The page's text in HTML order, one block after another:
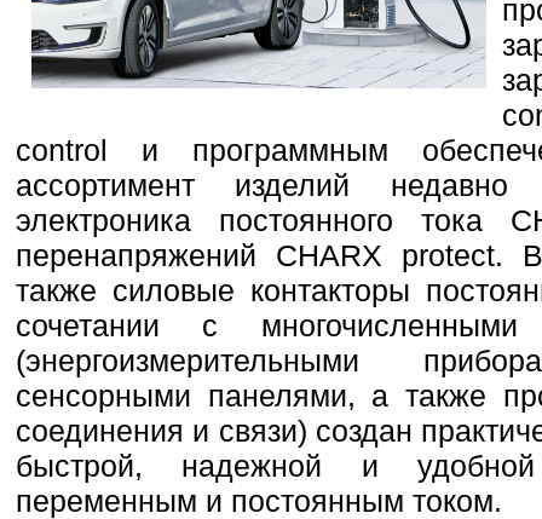
control и программным
ассортимент изделий
электроника постоянного
перенапряжений CHARX protect.
также силовые контакторы
сочетании с
(энергоизмерительными
сенсорными панелями, а также
соединения и связи) создан
быстрой, надежной и удобной
переменным и постоянным током.